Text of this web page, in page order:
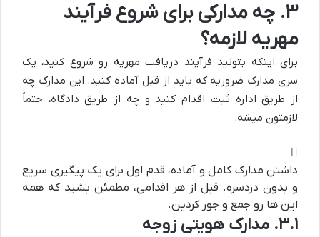
۳. چه مدارکی برای شروع فرآیند
مهریه لازمه؟
برای اینکه بتونید فرآیند دریافت مهریه رو شروع کنید، یک
سری مدارک ضروریه که باید از قبل آماده کنید. این مدارک چه
از طریق اداره ثبت اقدام کنید و چه از طریق دادگاه، حتماً
لازمتون میشه.
داشتن مدارک کامل و آماده، قدم اول برای یک پیگیری سریع
و بدون دردسره. قبل از هر اقدامی، مطمئن بشید که همه
این ها رو جمع و جور کردین.
۳.۱. مدارک هویتی زوجه